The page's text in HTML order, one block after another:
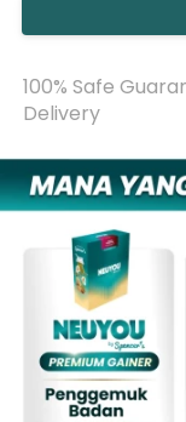
100% Safe
Delivery